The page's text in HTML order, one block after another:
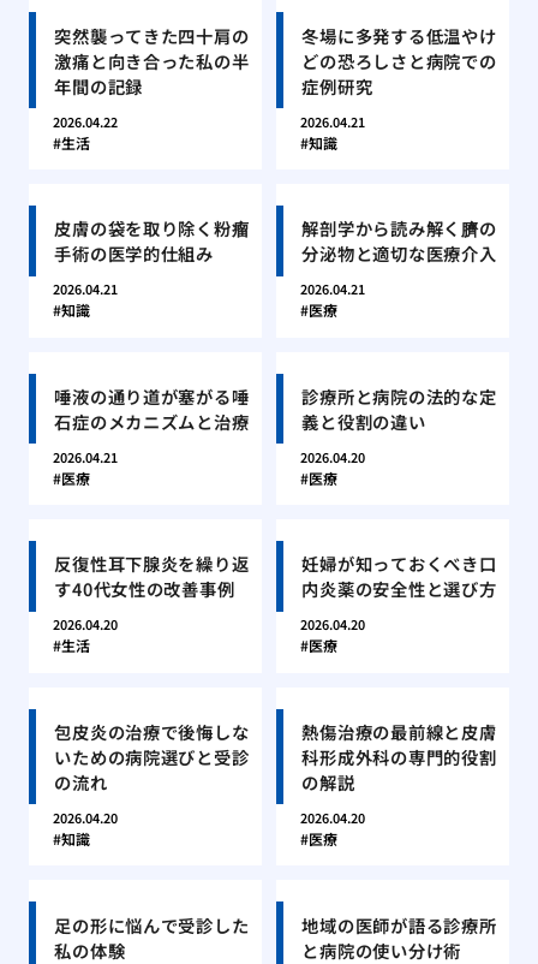
突然襲ってきた四十肩の
激痛と向き合った私の半
年間の記録
2026.04.22
生活
冬場に多発する低温やけ
どの恐ろしさと病院での
症例研究
2026.04.21
知識
皮膚の袋を取り除く粉瘤
手術の医学的仕組み
2026.04.21
知識
解剖学から読み解く臍の
分泌物と適切な医療介入
2026.04.21
医療
唾液の通り道が塞がる唾
石症のメカニズムと治療
2026.04.21
医療
診療所と病院の法的な定
義と役割の違い
2026.04.20
医療
反復性耳下腺炎を繰り返
す40代女性の改善事例
2026.04.20
生活
妊婦が知っておくべき口
内炎薬の安全性と選び方
2026.04.20
医療
包皮炎の治療で後悔しな
いための病院選びと受診
の流れ
2026.04.20
知識
熱傷治療の最前線と皮膚
科形成外科の専門的役割
の解説
2026.04.20
医療
足の形に悩んで受診した
私の体験
地域の医師が語る診療所
と病院の使い分け術